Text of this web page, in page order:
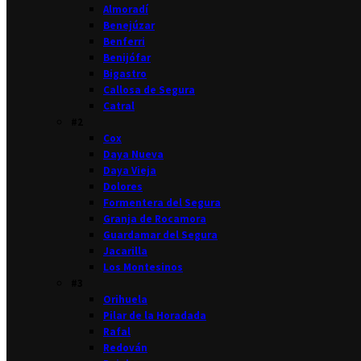
Almoradí
Benejúzar
Benferri
Benijófar
Bigastro
Callosa de Segura
Catral
Cox
Daya Nueva
Daya Vieja
Dolores
Formentera del Segura
Granja de Rocamora
Guardamar del Segura
Jacarilla
Los Montesinos
Orihuela
Pilar de la Horadada
Rafal
Redován